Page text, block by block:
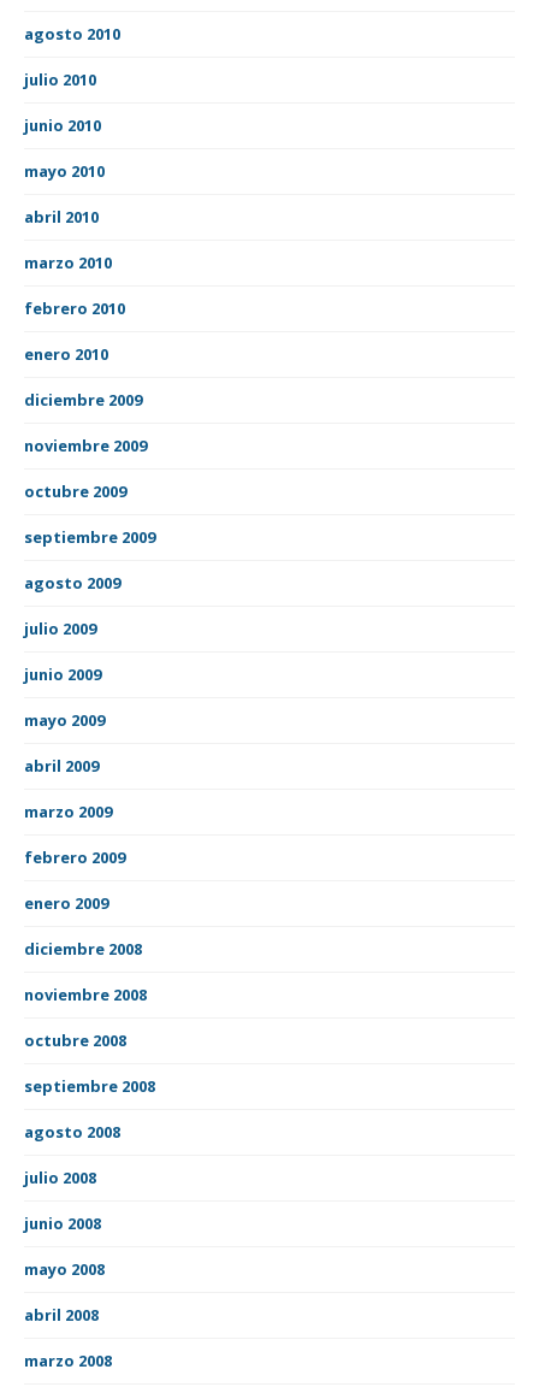
agosto 2010
julio 2010
junio 2010
mayo 2010
abril 2010
marzo 2010
febrero 2010
enero 2010
diciembre 2009
noviembre 2009
octubre 2009
septiembre 2009
agosto 2009
julio 2009
junio 2009
mayo 2009
abril 2009
marzo 2009
febrero 2009
enero 2009
diciembre 2008
noviembre 2008
octubre 2008
septiembre 2008
agosto 2008
julio 2008
junio 2008
mayo 2008
abril 2008
marzo 2008